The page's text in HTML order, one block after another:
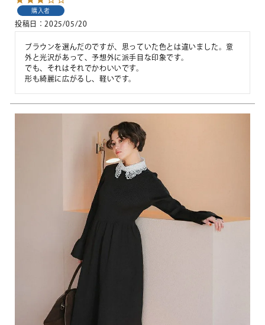
購入者
投稿日 2025/05/20
ブラウンを選んだのですが、思っていた色とは違いました。意
外と光沢があって、予想外に派手目な印象です。
でも、それはそれでかわいいです。